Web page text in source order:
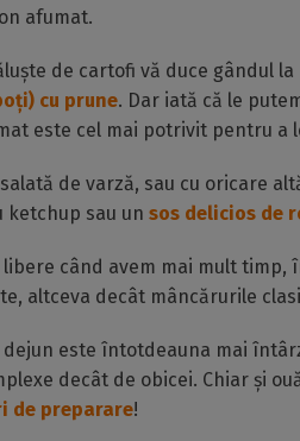
afumat.
de cartofi vă duce gândul la
cu prune. Dar iată că le
este cel mai potrivit pentru a
de varză, sau cu oricare
ketchup sau un sos delicios de
când avem mai mult timp,
altceva decât mâncărurile
dejun este întotdeauna mai
decât de obicei. Chiar și
de preparare!